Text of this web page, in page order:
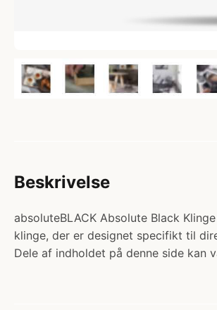
Beskrivelse
absoluteBLACK Absolute Black
klinge, der er designet specifikt til
Dele af indholdet på denne side